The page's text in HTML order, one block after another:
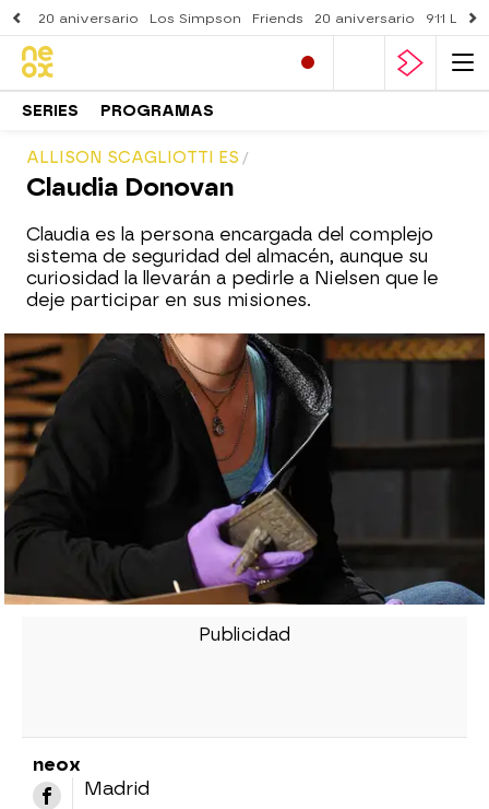
20 aniversario Los Simpson Friends 20 aniversario 911
SERIES PROGRAMAS
ALLISON SCAGLIOTTI ES
Claudia Donovan
Claudia es la persona encargada del complejo
sistema de seguridad del almacén, aunque su
curiosidad la llevarán a pedirle a Nielsen que le
deje participar en sus misiones.
neox
Madrid